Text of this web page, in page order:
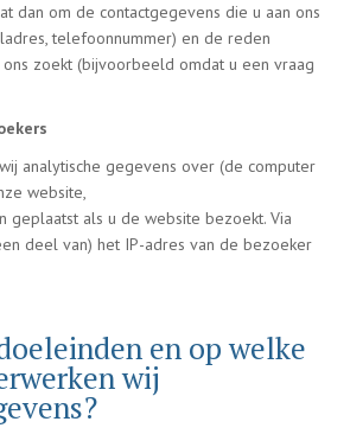
dan om de contactgegevens die u aan ons
telefoonnummer) en de reden
zoekt (bijvoorbeeld omdat u een vraag
analytische gegevens over (de computer
website,
geplaatst als u de website bezoekt. Via
deel van) het IP-adres van de bezoeker
en op welke
wij